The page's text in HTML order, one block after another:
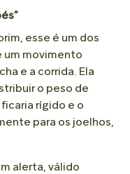
esse é um dos
um movimento
e a corrida. Ela
o peso de
rígido e o
para os joelhos,
alerta, válido